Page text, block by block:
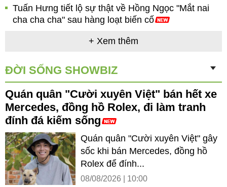
Tuấn Hưng tiết lộ sự thật về Hồng Ngọc "Mắt nai
cha cha cha" sau hàng loạt biến cố
+ Xem thêm
ĐỜI SỐNG SHOWBIZ
Quán quân "Cười xuyên Việt" bán hết xe
Mercedes, đồng hồ Rolex, đi làm tranh
đính đá kiếm sống
Quán quân "Cười xuyên Việt" gây
sốc khi bán Mercedes, đồng hồ
Rolex để đính...
08/08/2026 | 10:00